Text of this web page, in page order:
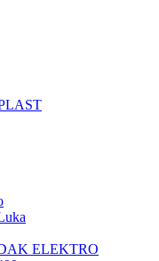
ELEKTRO